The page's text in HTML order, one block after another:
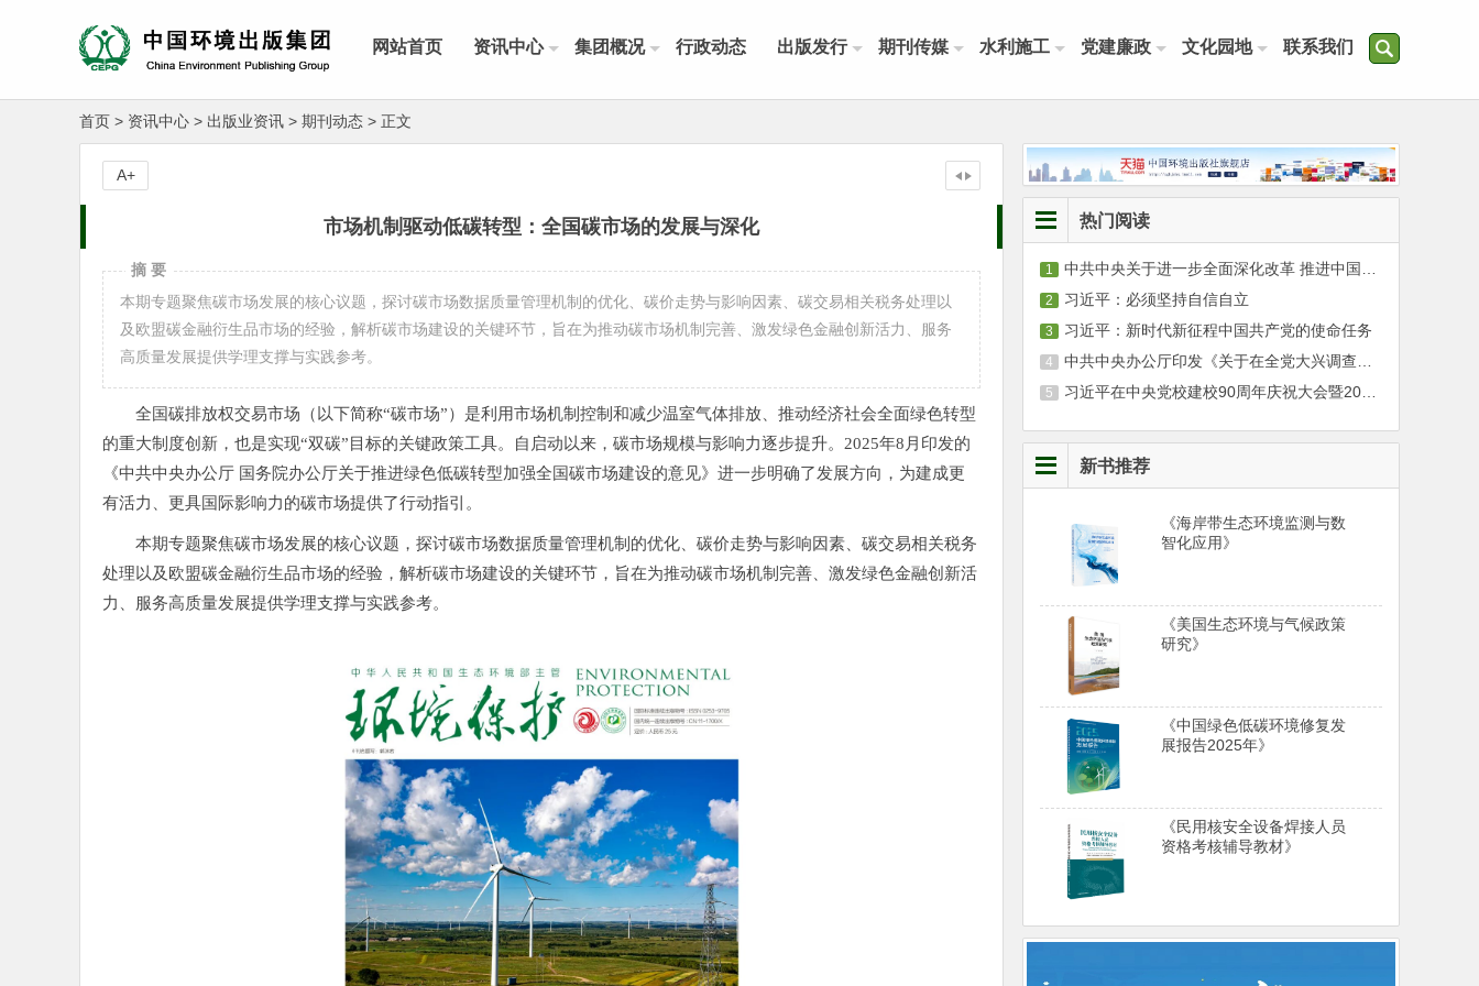
网站首页 资讯中心 集团概况 行政动态 出版发行 期刊传媒 水利施工 党建廉政 文化园地 联系我们
首页 > 资讯中心 > 出版业资讯 > 期刊动态 > 正文
A+
市场机制驱动低碳转型：全国碳市场的发展与深化
摘 要
本期专题聚焦碳市场发展的核心议题，探讨碳市场数据质量管理机制的优化、碳价走势与影响因素、碳交易相关税务处理以
及欧盟碳金融衍生品市场的经验，解析碳市场建设的关键环节，旨在为推动碳市场机制完善、激发绿色金融创新活力、服务
高质量发展提供学理支撑与实践参考。
全国碳排放权交易市场（以下简称“碳市场”）是利用市场机制控制和减少温室气体排放、推动经济社会全面绿色转型
的重大制度创新，也是实现“双碳”目标的关键政策工具。自启动以来，碳市场规模与影响力逐步提升。2025年8月印发的
《中共中央办公厅 国务院办公厅关于推进绿色低碳转型加强全国碳市场建设的意见》进一步明确了发展方向，为建成更
有活力、更具国际影响力的碳市场提供了行动指引。
本期专题聚焦碳市场发展的核心议题，探讨碳市场数据质量管理机制的优化、碳价走势与影响因素、碳交易相关税务
处理以及欧盟碳金融衍生品市场的经验，解析碳市场建设的关键环节，旨在为推动碳市场机制完善、激发绿色金融创新活
力、服务高质量发展提供学理支撑与实践参考。
热门阅读
中共中央关于进一步全面深化改革 推进中国式现代化的决定
习近平：必须坚持自信自立
习近平：新时代新征程中国共产党的使命任务
中共中央办公厅印发《关于在全党大兴调查研究的工作方案》
习近平在中央党校建校90周年庆祝大会暨2023年春季学期开学典礼上发表重要讲话
新书推荐
《海岸带生态环境监测与数
智化应用》
《美国生态环境与气候政策
研究》
《中国绿色低碳环境修复发
展报告2025年》
《民用核安全设备焊接人员
资格考核辅导教材》